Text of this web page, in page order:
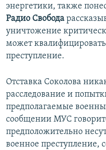
энергетики, также
Радио Свобода
уничтожение
может
преступление.
Отставка Соколова
расследование и
предполагаемые
сообщении МУС
предположительно
военное преступление,